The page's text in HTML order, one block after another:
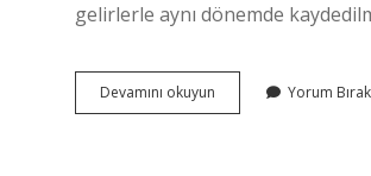
gelirlerle aynı dönemde
Devamını okuyun Eşleştirme
Kurali
Yorum Bırak